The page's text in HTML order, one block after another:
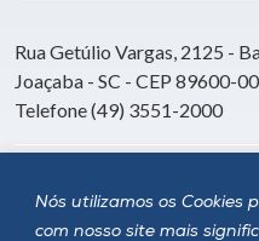
Nós utilizamos os Cookies
com nosso site mais
Rua Getúlio Vargas, 2125 -
Joaçaba - SC - CEP 89600-
Telefone (49) 3551-2000
Siga a Unoesc